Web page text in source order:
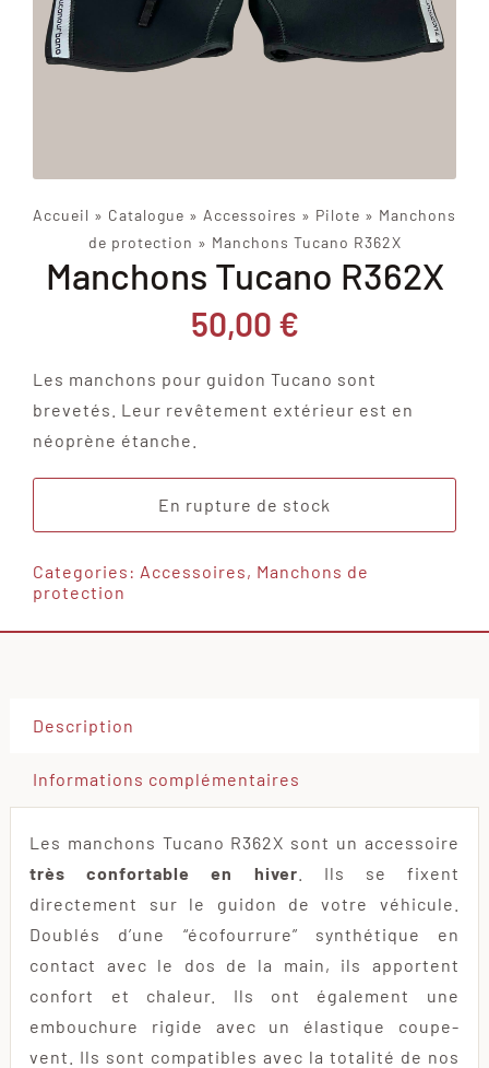
Accueil » Catalogue » Accessoires » Pilote » Manchons
de protection » Manchons Tucano R362X
Manchons Tucano R362X
50,00 €
Les manchons pour guidon Tucano sont
brevetés. Leur revêtement extérieur est en
néoprène étanche.
En rupture de stock
Categories: Accessoires, Manchons de
protection
Description
Informations complémentaires
Les manchons Tucano R362X sont un accessoire
très confortable en hiver . Ils se fixent
directement sur le guidon de votre véhicule.
Doublés d’une “écofourrure” synthétique en
contact avec le dos de la main, ils apportent
confort et chaleur. Ils ont également une
embouchure rigide avec un élastique coupe-
vent. Ils sont compatibles avec la totalité de nos